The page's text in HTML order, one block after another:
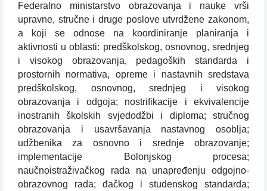
Federalno ministarstvo obrazovanja i nauke vrši
upravne, stručne i druge poslove utvrdžene zakonom,
a koji se odnose na koordiniranje planiranja i
aktivnosti u oblasti: predškolskog, osnovnog, srednjeg
i visokog obrazovanja, pedagoških standarda i
prostornih normativa, opreme i nastavnih sredstava
predškolskog, osnovnog, srednjeg i visokog
obrazovanja i odgoja; nostrifikacije i ekvivalencije
inostranih školskih svjedodžbi i diploma; stručnog
obrazovanja i usavršavanja nastavnog osoblja;
udžbenika za osnovno i srednje obrazovanje;
implementacije Bolonjskog procesa;
naučnoistraživačkog rada na unapređenju odgojno-
obrazovnog rada; đačkog i studenskog standarda;